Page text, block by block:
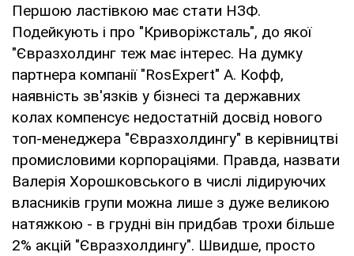
Першою ластівкою має стати НЗФ.
Подейкують і про "Криворіжсталь", до якої
"Євразхолдинг теж має інтерес. На думку
партнера компанії "RosExpert" А. Кофф,
наявність зв'язків у бізнесі та державних
колах компенсує недостатній досвід нового
топ-менеджера "Євразхолдингу" в керівництві
промисловими корпораціями. Правда, назвати
Валерія Хорошковського в числі лідируючих
власників групи можна лише з дуже великою
натяжкою - в грудні він придбав трохи більше
2% акцій "Євразхолдингу". Швидше, просто